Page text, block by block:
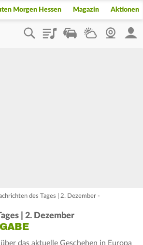
Morgen Hessen Magazin Aktionen
PlaylistStaupilotWetterWebcam
des Tages | 2. Dezember -
| 2. Dezember
das aktuelle Geschehen in Europa